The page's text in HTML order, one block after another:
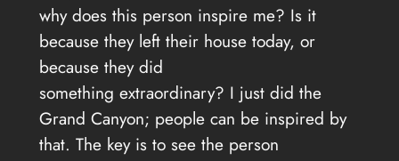
why does this person inspire me? Is it
because they left their house today, or
because they did
something extraordinary? I just did the
Grand Canyon; people can be inspired by
that. The key is to see the person